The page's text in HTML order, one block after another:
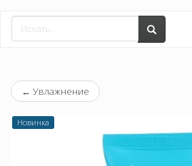
← Увлажнение
Новинка